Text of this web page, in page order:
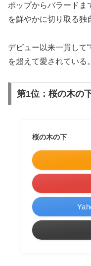
ポップからバラードま
を鮮やかに切り取る独
デビュー以来一貫して
を超えて愛されている。
第1位：桜の木の
桜の木の下